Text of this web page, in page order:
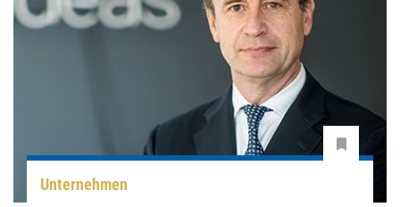
Unternehmen